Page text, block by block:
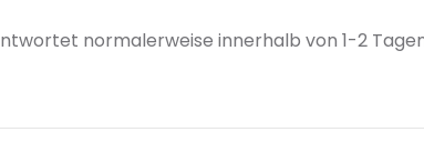
normalerweise innerhalb von 1-2